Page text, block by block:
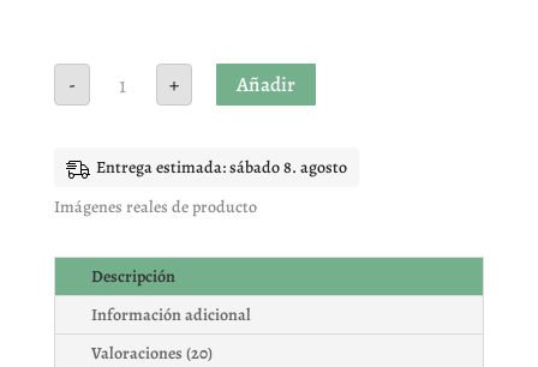
- PePe + Añadir
Entrega estimada: sábado 8. agosto
Imágenes reales de producto
Descripción
Información adicional
Valoraciones (20)